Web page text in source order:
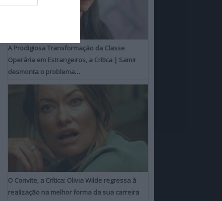
A Prodigiosa Transformação da Classe
Operária em Estrangeiros, a Crítica | Samir
desmonta o problema…
O Convite, a Crítica: Olivia Wilde regressa à
realização na melhor forma da sua carreira